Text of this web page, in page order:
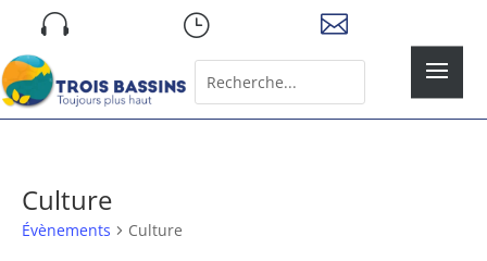
 } 
for...
Culture
Évènements Culture